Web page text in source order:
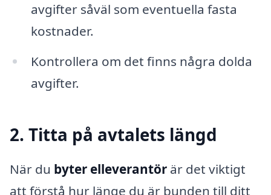
avgifter såväl som eventuella fasta
kostnader.
Kontrollera om det finns några dolda
avgifter.
2. Titta på avtalets längd
När du byter elleverantör är det viktigt
att förstå hur länge du är bunden till ditt